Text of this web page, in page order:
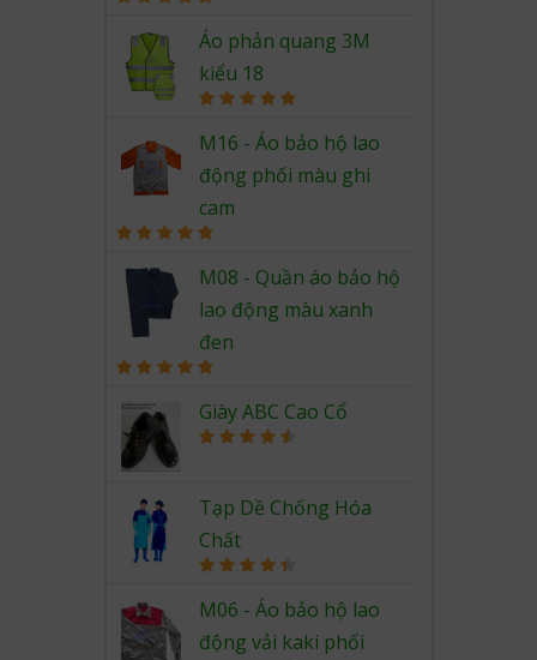
out of 5
Áo phản quang 3M
kiểu 18
out of 5
M16 - Áo bảo hộ lao
động phối màu ghi
cam
out of 5
M08 - Quần áo bảo hộ
lao động màu xanh
đen
out of 5 Giày ABC Cao Cổ
Tạp Dề Chống Hóa
Chất
out of 5
M06 - Áo bảo hộ lao
động vải kaki phối